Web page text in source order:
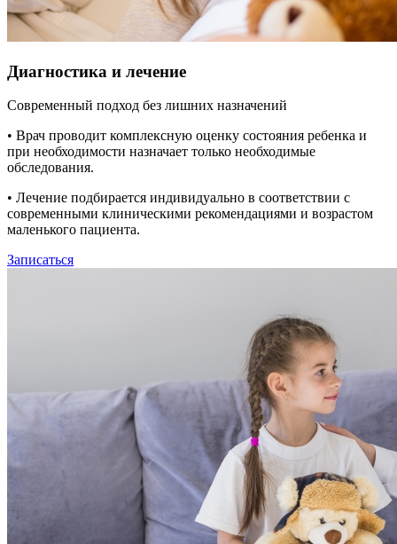
Диагностика и лечение
Современный подход без лишних назначений
• Врач проводит комплексную оценку состояния ребенка и
при необходимости назначает только необходимые
обследования.
• Лечение подбирается индивидуально в соответствии с
современными клиническими рекомендациями и возрастом
маленького пациента.
Записаться